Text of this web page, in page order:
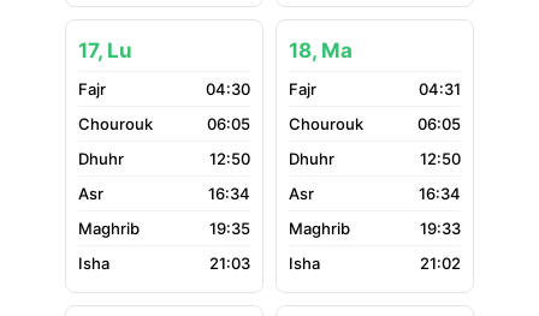
17, Lu
04:30
06:05
12:50
16:34
19:35
21:03
18, Ma
04:31
06:05
12:50
16:34
19:33
21:02